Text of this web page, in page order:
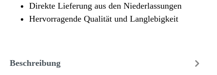
Direkte Lieferung aus den Niederlassungen
Hervorragende Qualität und Langlebigkeit
Beschreibung